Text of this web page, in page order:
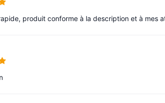
5
produit conforme à la description et à mes
5